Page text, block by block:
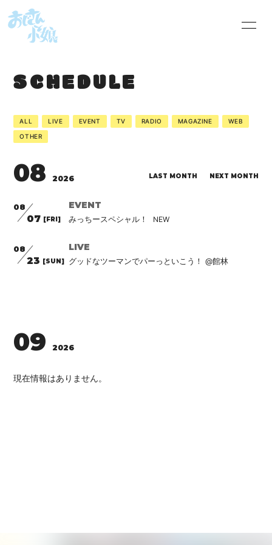
SHOP
PROFILE VIDEO
BLOG MOVIE
RADIO
のお便り
会員登録
SCHEDULE
ALL LIVE EVENT TV RADIO MAGAZINE WEB
OTHER
08 2026 LAST MONTH NEXT MONTH
08
07 [FRI]
EVENT
みっちースペシャル！
08
23 [SUN]
LIVE
グッドなツーマンでパーっといこう！ @館林
09 2026
現在情報はありません。